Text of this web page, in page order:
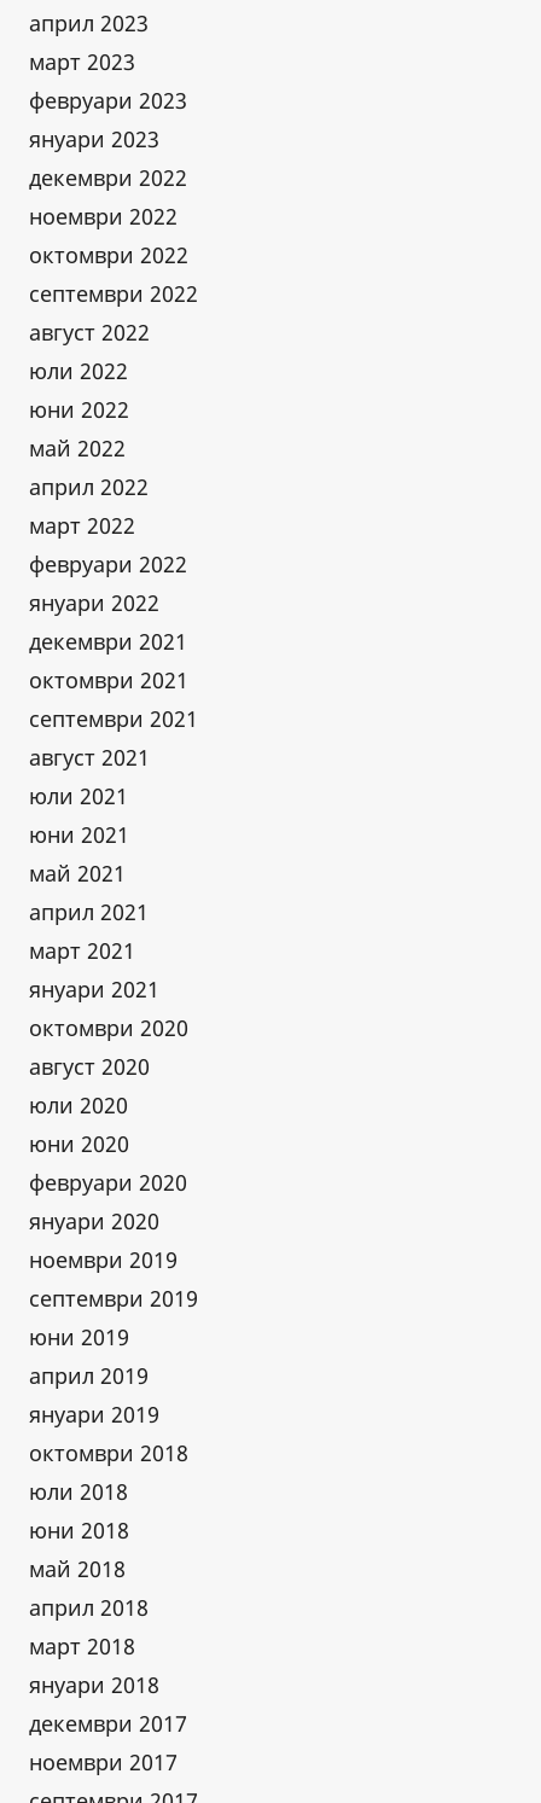
април 2023
март 2023
февруари 2023
януари 2023
декември 2022
ноември 2022
октомври 2022
септември 2022
август 2022
юли 2022
юни 2022
май 2022
април 2022
март 2022
февруари 2022
януари 2022
декември 2021
октомври 2021
септември 2021
август 2021
юли 2021
юни 2021
май 2021
април 2021
март 2021
януари 2021
октомври 2020
август 2020
юли 2020
юни 2020
февруари 2020
януари 2020
ноември 2019
септември 2019
юни 2019
април 2019
януари 2019
октомври 2018
юли 2018
юни 2018
май 2018
април 2018
март 2018
януари 2018
декември 2017
ноември 2017